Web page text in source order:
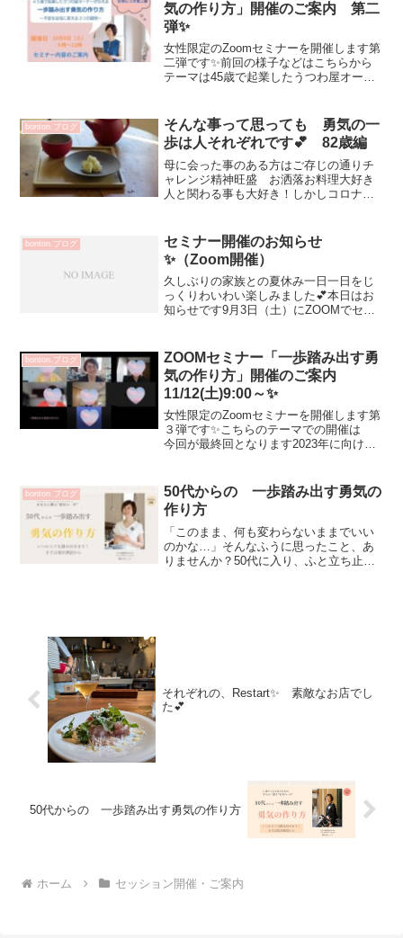
気の作り方」開催のご案内 第二
弾✨
女性限定のZoomセミナーを開催します第
二弾です✨前回の様子などはこちらから
テーマは45歳で起業したうつわ屋オーナ
会社を退職し だれも知り合いのいない
芦屋で人生初 ...
bonton.ブログ
そんな事って思っても 勇気の一
歩は人それぞれです💕 82歳編
母に会った事のある方はご存じの通りチ
ャレンジ精神旺盛 お洒落お料理大好き
人と関わる事も大好き！しかしコロナに
が億劫 怪我が怖い などでした食材を
百貨店まで購入に行ってい...
bonton.ブログ
セミナー開催のお知らせ
✨（Zoom開催）
久しぶりの家族との夏休み一日一日をじ
っくりわいわい楽しみました💕本日はお
知らせです9月3日（土）にZOOMでセミ
助けて頂きながらの現在があります今ま
で培った経験...
bonton.ブログ
ZOOMセミナー「一歩踏み出す勇
気の作り方」開催のご案内
11/12(土)9:00～✨
女性限定のZoomセミナーを開催します第
３弾です✨こちらのテーマでの開催は
今回が最終回となります2023年に向け
に言っていただいています受講前と受講
後でどのような変化...
bonton.ブログ
50代からの 一歩踏み出す勇気の
作り方
「このまま、何も変わらないままでいい
のかな…」そんなふうに思ったこと、あ
りませんか？50代に入り、ふと立ち止ま
それぞれの、Restart✨ 素敵なお店でし
た💕
50代からの 一歩踏み出す勇気の作り方
ホーム セッション開催・ご案内